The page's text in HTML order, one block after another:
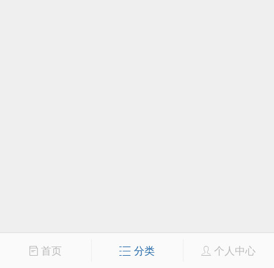
首页 分类 个人中心